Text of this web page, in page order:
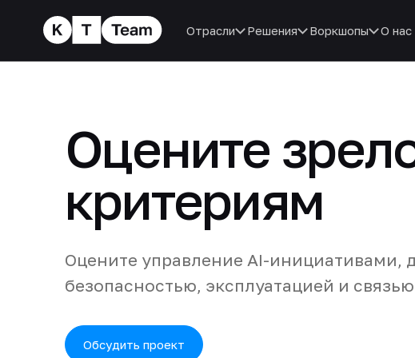
Отрасли Решения Воркшопы О нас
Оцените
критериям
Оцените управление AI-инициативами,
безопасностью, эксплуатацией и
Обсудить проект